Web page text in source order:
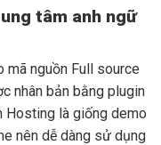
tâm anh ngữ
mã nguồn Full source
nhân bản bằng plugin
là giống demo
nên dễ dàng sử dụng